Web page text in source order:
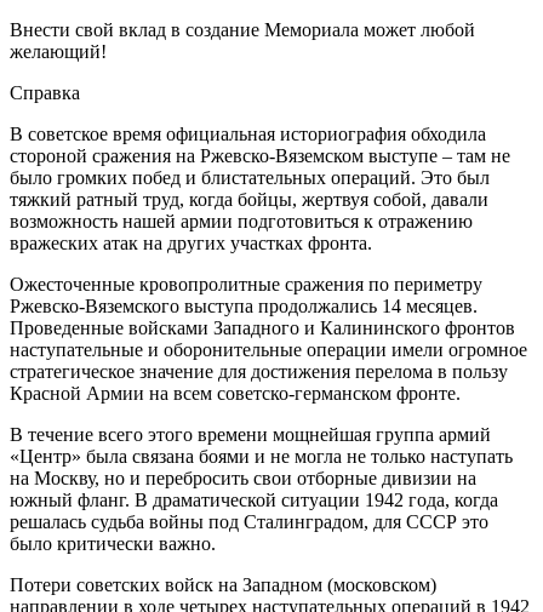
Внести свой вклад в создание Мемориала может любой
желающий!
Справка
В советское время официальная историография обходила
стороной сражения на Ржевско-Вяземском выступе – там не
было громких побед и блистательных операций. Это был
тяжкий ратный труд, когда бойцы, жертвуя собой, давали
возможность нашей армии подготовиться к отражению
вражеских атак на других участках фронта.
Ожесточенные кровопролитные сражения по периметру
Ржевско-Вяземского выступа продолжались 14 месяцев.
Проведенные войсками Западного и Калининского фронтов
наступательные и оборонительные операции имели огромное
стратегическое значение для достижения перелома в пользу
Красной Армии на всем советско-германском фронте.
В течение всего этого времени мощнейшая группа армий
«Центр» была связана боями и не могла не только наступать
на Москву, но и перебросить свои отборные дивизии на
южный фланг. В драматической ситуации 1942 года, когда
решалась судьба войны под Сталинградом, для СССР это
было критически важно.
Потери советских войск на Западном (московском)
направлении в ходе четырех наступательных операций в 1942